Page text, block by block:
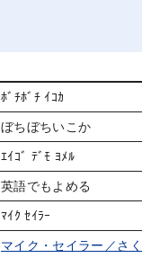
ﾎﾞﾁﾎﾞﾁ ｲｺｶ
ぼちぼちいこか
ｴｲｺﾞ ﾃﾞﾓ ﾖﾒﾙ
英語でもよめる
ﾏｲｸ ｾｲﾗｰ
マイク・セイラー／さく